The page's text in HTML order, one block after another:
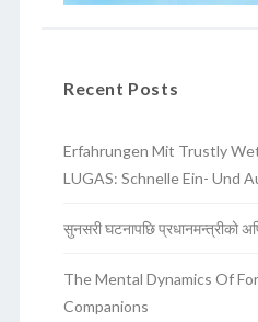
Recent Posts
Erfahrungen Mit Trustly
LUGAS: Schnelle Ein- Und
सुनसरी घटनापछि प्रधानमन्त्रीको
The Mental Dynamics Of
Companions